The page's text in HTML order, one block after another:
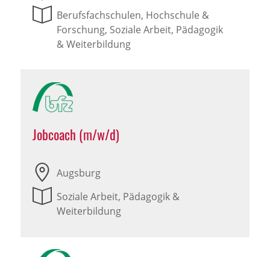
Berufsfachschulen, Hochschule &
Forschung, Soziale Arbeit, Pädagogik
& Weiterbildung
Jobcoach (m/w/d)
Augsburg
Soziale Arbeit, Pädagogik &
Weiterbildung